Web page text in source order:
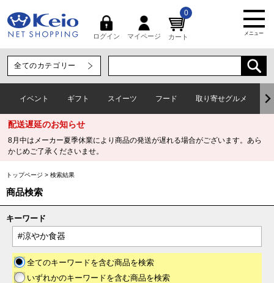
ログイン マイページ カート
0
メニュー
イベント ギフト スイーツ フード 取り寄せグルメ
配送遅延のお知らせ
8月中はメーカー夏季休業により商品の発送が遅れる場合がございます。あら
かじめご了承くださいませ。
トップページ > 検索結果
商品検索
キーワード
全てのキーワードを含む商品を検索
いずれかのキーワードを含む商品を検索